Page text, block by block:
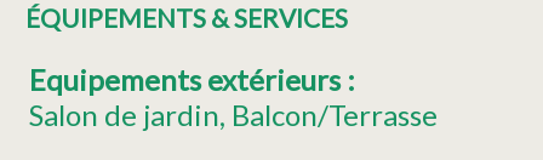
ÉQUIPEMENTS & SERVICES
Equipements extérieurs :
Salon de jardin Balcon/Terrasse